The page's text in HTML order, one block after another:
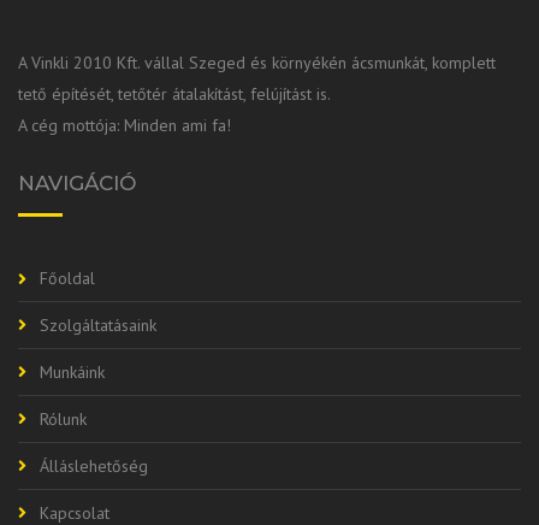
A Vinkli 2010 Kft. vállal Szeged és környékén ácsmunkát, komplett
tető építését, tetőtér átalakítást, felújítást is.
A cég mottója: Minden ami fa!
NAVIGÁCIÓ
Főoldal
Szolgáltatásaink
Munkáink
Rólunk
Álláslehetőség
Kapcsolat